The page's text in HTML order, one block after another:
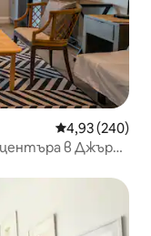
Средна
4,93 (240)
в Джърси